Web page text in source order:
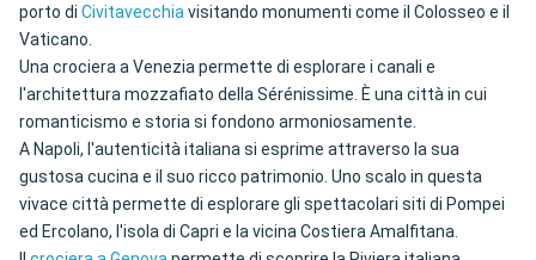
porto di Civitavecchiavisitando monumenti come il Colosseo e il
Vaticano.
Una crociera a Venezia permette di esplorare i canali e
l'architettura mozzafiato della Sérénissime. È una città in cui
romanticismo e storia si fondono armoniosamente.
A Napoli, l'autenticità italiana si esprime attraverso la sua
gustosa cucina e il suo ricco patrimonio. Uno scalo in questa
vivace città permette di esplorare gli spettacolari siti di Pompei
ed Ercolano, l'isola di Capri e la vicina Costiera Amalfitana.